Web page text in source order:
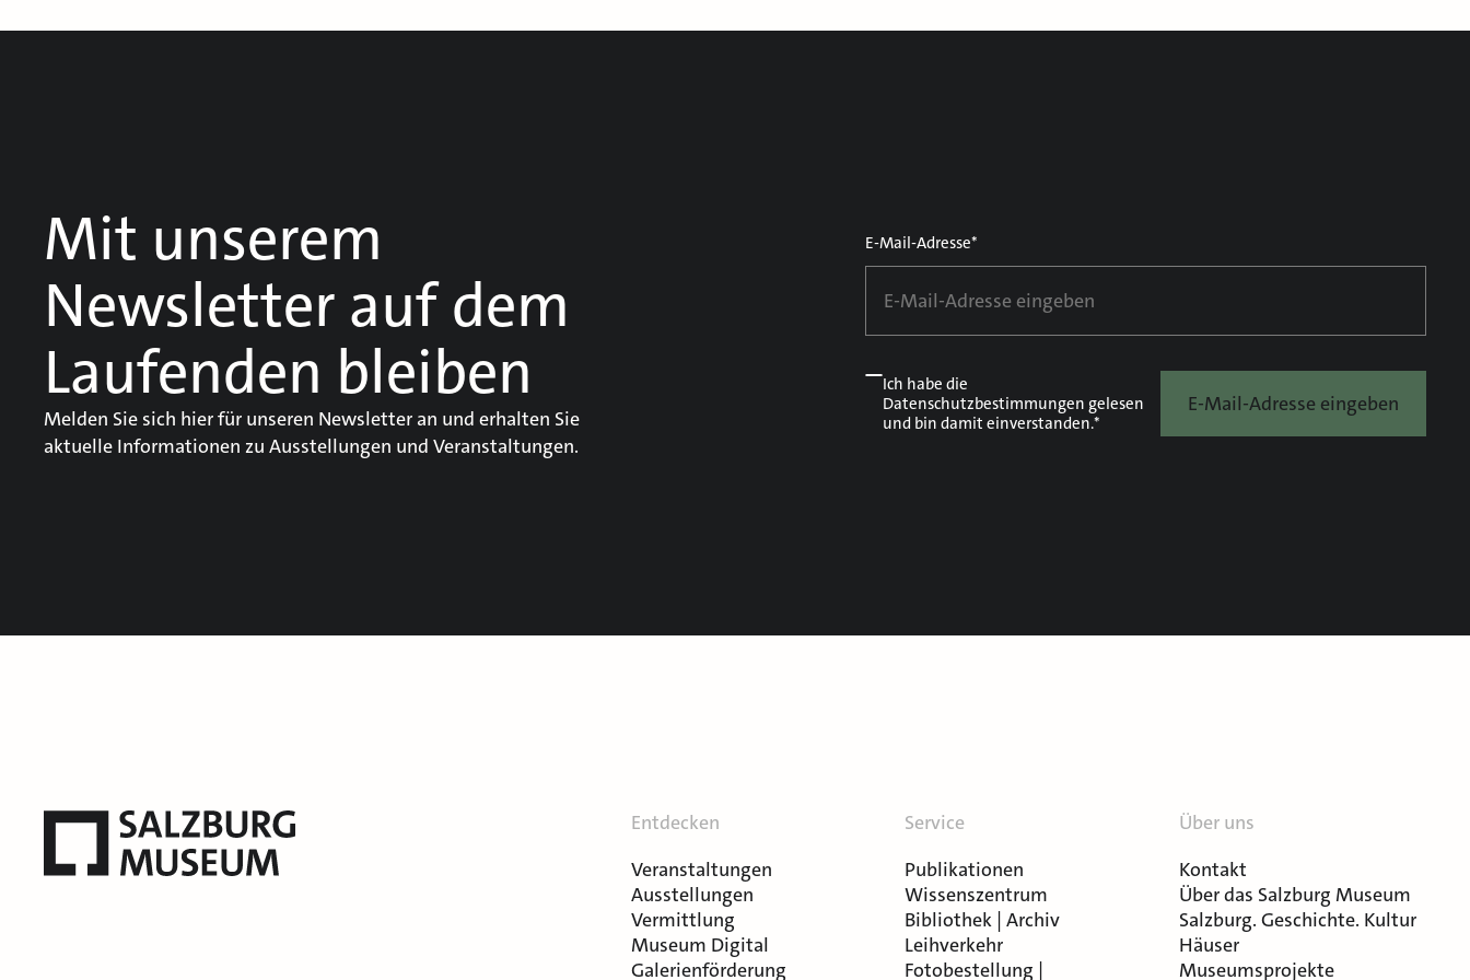
Mit unserem
Newsletter auf dem
Laufenden bleiben
Melden Sie sich hier für unseren Newsletter an und erhalten Sie
aktuelle Informationen zu Ausstellungen und Veranstaltungen.
E-Mail-Adresse*
Ich habe die
Datenschutzbestimmungen gelesen
und bin damit einverstanden.*
E-Mail-Adresse eingeben
Entdecken
Veranstaltungen
Ausstellungen
Vermittlung
Museum Digital
Galerienförderung
Service
Publikationen
Wissenszentrum
Bibliothek | Archiv
Leihverkehr
Fotobestellung |
Über uns
Kontakt
Über das Salzburg Museum
Salzburg. Geschichte. Kultur
Häuser
Museumsprojekte